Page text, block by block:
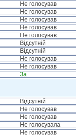
Не голосував
Не голосував
Не голосував
Не голосував
Не голосував
Відсутній
Відсутній
Не голосував
Не голосував
За
Відсутній
Не голосував
Не голосував
Не голосувала
Не голосував